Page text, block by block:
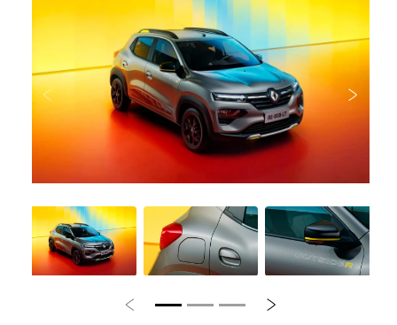
Anterior
Anterior Próximo